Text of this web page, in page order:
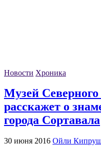
Новости Хроника
Музей
расскажет о
города Сортавала
30 июня 2016 Ойли